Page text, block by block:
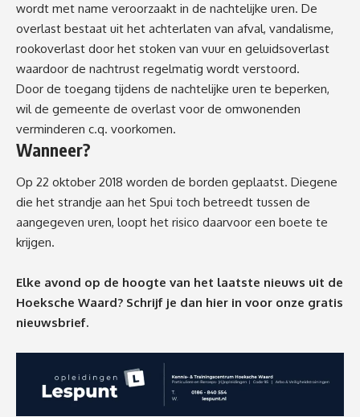
wordt met name veroorzaakt in de nachtelijke uren. De
overlast bestaat uit het achterlaten van afval, vandalisme,
rookoverlast door het stoken van vuur en geluidsoverlast
waardoor de nachtrust regelmatig wordt verstoord.
Door de toegang tijdens de nachtelijke uren te beperken,
wil de gemeente de overlast voor de omwonenden
verminderen c.q. voorkomen.
Wanneer?
Op 22 oktober 2018 worden de borden geplaatst. Diegene
die het strandje aan het Spui toch betreedt tussen de
aangegeven uren, loopt het risico daarvoor een boete te
krijgen.
Elke avond op de hoogte van het laatste nieuws uit de
Hoeksche Waard? Schrijf je dan hier in voor onze gratis
nieuwsbrief.